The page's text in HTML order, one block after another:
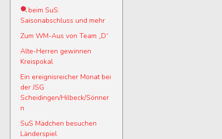
beim SuS:
Saisonabschluss und mehr
Zum WM-Aus von Team „D“
Alte-Herren gewinnen
Kreispokal
Ein ereignisreicher Monat bei
der JSG
Scheidingen/Hilbeck/Sönner
n
SuS Mädchen besuchen
Länderspiel